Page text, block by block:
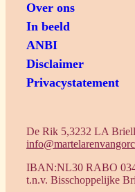
Over ons
In beeld
ANBI
Disclaimer
Privacystatement
De Rik 5,3232 LA
IBAN:NL30 RABO
t.n.v. Bisschoppelijke